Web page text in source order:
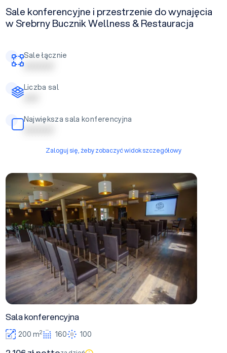
Sale konferencyjne i przestrzenie do wynajęcia
w Srebrny Bucznik Wellness & Restauracja
Sale łącznie
| | | | | | | | | |
Liczba sal
| | | | |
Największa sala konferencyjna
| | | | | | | | | |
Zaloguj się, żeby zobaczyć widok szczegółowy
Sala konferencyjna
Sala konferencyjna
200 m2 160 100